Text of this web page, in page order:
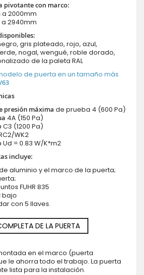
pivotante con marco:
a 2000mm
2940mm
gris plateado, rojo, azul,
nogal, wengué, roble dorado,
de la paleta RAL
de puerta en un tamaño más
presión máxima de prueba 4 (600 Pa)
4A (150 Pa)
C3 (1200 Pa)
WK2
Ud = 0.83 W/K*m2
incluye:
aluminio y el marco de la puerta;
FUHR 835
bajo
con 5 llaves.
DE LA PUERTA
en el marco (puerta
le ahorra todo el trabajo. La puerta
lista para la instalación.